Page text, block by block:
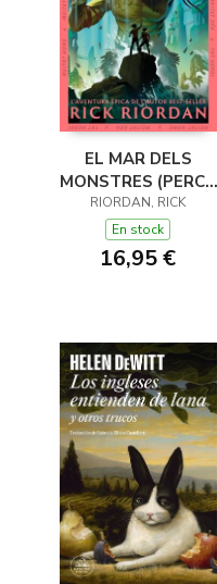
EL MAR DELS
MONSTRES (PERCY
JACKSON I ELS DÉUS
DE L'OLIMP 2)
RIORDAN, RICK
En stock
16,95 €